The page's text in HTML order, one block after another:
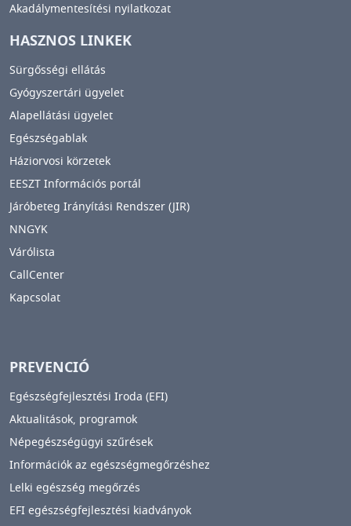
Akadálymentesítési nyilatkozat
HASZNOS LINKEK
Sürgősségi ellátás
Gyógyszertári ügyelet
Alapellátási ügyelet
Egészségablak
Háziorvosi körzetek
EESZT Információs portál
Járóbeteg Irányítási Rendszer (JIR)
NNGYK
Várólista
CallCenter
Kapcsolat
PREVENCIÓ
Egészségfejlesztési Iroda (EFI)
Aktualitások, programok
Népegészségügyi szűrések
Információk az egészségmegőrzéshez
Lelki egészség megőrzés
EFI egészségfejlesztési kiadványok